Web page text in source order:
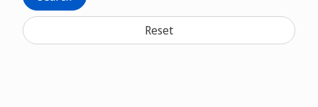
Reset